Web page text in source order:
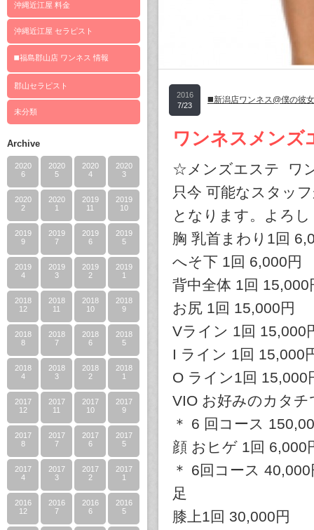
沖縄近江屋 料金
沖縄近江屋 セラピスト
◼️福島郡山店 ワンネス 情報
郡山セラピスト
未分類
Archive
2020
6
2020
5
2020
4
2020
3
2020
2
2020
1
2019
11
2019
10
2019
9
2019
7
2019
6
2019
5
2019
4
2019
3
2019
2
2019
1
2018
12
2018
11
2018
10
2018
9
2018
8
2018
7
2018
6
2018
5
2018
4
2018
3
2018
2
2018
1
2017
12
2017
11
2017
10
2017
9
2017
8
2017
7
2017
6
2017
5
2017
4
2017
3
2017
2
2017
1
2016
12
2016
7
2016
6
2016
5
2016
7/23
◼️新潟店ワンネス@僕の彼
ワンネスメンズ
☆メンズエステ ワ
只今 可能なスタッ
となります。よろ
胸 乳首まわり1回
へそ下 1回 6,000円
背中全体 1回 15,000
お尻 1回 15,000円
Vライン 1回 15,000
I ライン 1回 15,000
O ライン1回 15,000
VIO お好みのカタ
＊ 6 回コース
顔 おヒゲ 1回 6,000
＊ 6回コース 40,000
足
膝上1回 30,000円